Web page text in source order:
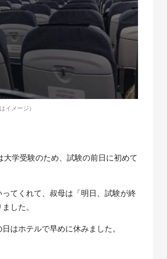
イメージ）
学受験のため、試験の前日に初めて
てくれて、叔母は「明日、試験が終
した。
はホテルで早めに休みました。